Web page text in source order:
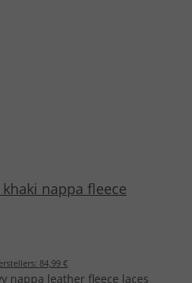
nappa fleece
84,99 €